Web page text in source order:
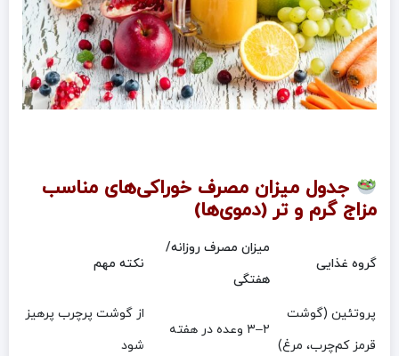
جدول میزان مصرف خوراکی‌های مناسب
مزاج گرم و تر (دموی‌ها)
گروه غذایی
میزان مصرف روزانه/
هفتگی
نکته مهم
پروتئین (گوشت
قرمز کم‌چرب، مرغ)
۲–۳ وعده در هفته
از گوشت پرچرب پرهیز
شود